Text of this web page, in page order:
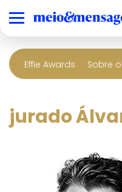
Effie Awards Sobre
jurado